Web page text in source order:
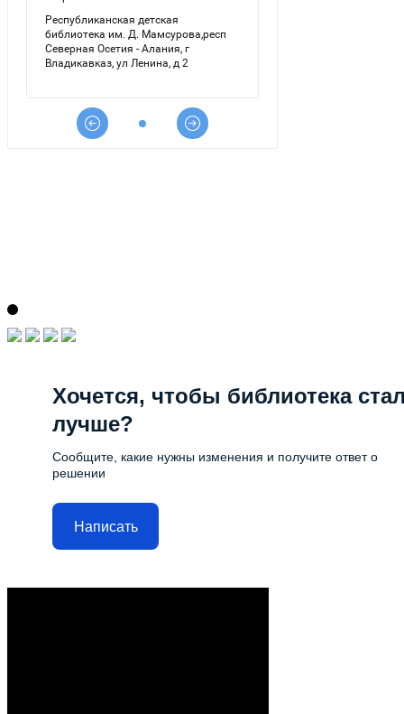
Хочется, чтобы библиотека
лучше?
Сообщите, какие нужны изменения и получите ответ о
решении
Написать